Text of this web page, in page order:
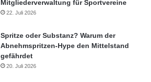
Mitgliederverwaltung für Sportvereine
22. Juli 2026
Spritze oder Substanz? Warum der
Abnehmspritzen-Hype den Mittelstand
gefährdet
20. Juli 2026